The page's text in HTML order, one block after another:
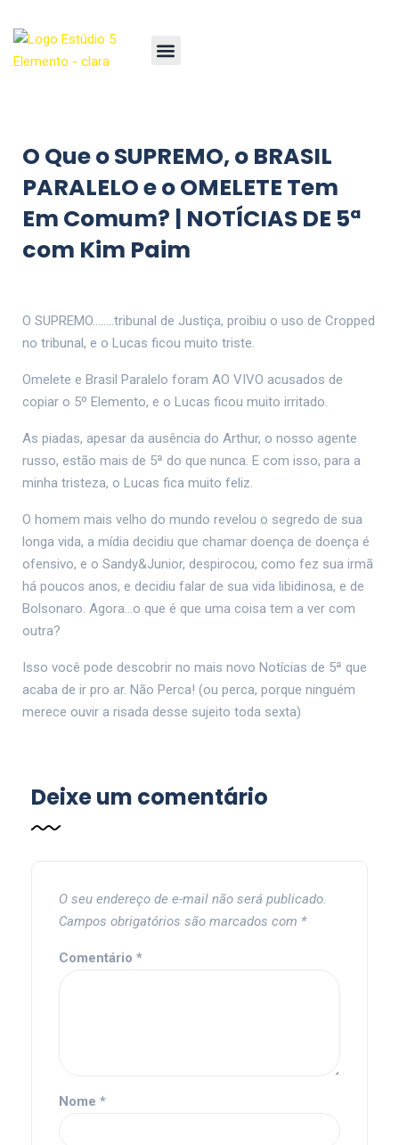
O Que o SUPREMO, o BRASIL
PARALELO e o OMELETE Tem
Em Comum? | NOTÍCIAS DE 5ª
com Kim Paim
O SUPREMO……..tribunal de Justiça, proibiu o uso de Cropped
no tribunal, e o Lucas ficou muito triste.
Omelete e Brasil Paralelo foram AO VIVO acusados de
copiar o 5º Elemento, e o Lucas ficou muito irritado.
As piadas, apesar da ausência do Arthur, o nosso agente
russo, estão mais de 5ª do que nunca. E com isso, para a
minha tristeza, o Lucas fica muito feliz.
O homem mais velho do mundo revelou o segredo de sua
longa vida, a mídia decidiu que chamar doença de doença é
ofensivo, e o Sandy&Junior, despirocou, como fez sua irmã
há poucos anos, e decidiu falar de sua vida libidinosa, e de
Bolsonaro. Agora…o que é que uma coisa tem a ver com
outra?
Isso você pode descobrir no mais novo Notícias de 5ª que
acaba de ir pro ar. Não Perca! (ou perca, porque ninguém
merece ouvir a risada desse sujeito toda sexta)
Deixe um comentário
O seu endereço de e-mail não será publicado.
Campos obrigatórios são marcados com *
Comentário *
Nome *